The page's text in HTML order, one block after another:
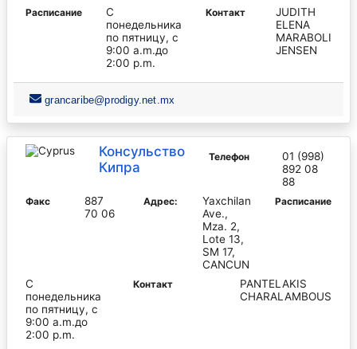
Pасписание
С
понедельника
по пятницу, с
9:00 a.m.до
2:00 p.m.
Контакт
JUDITH
ELENA
MARABOLI
JENSEN
grancaribe@prodigy.net.mx
Консульство
Кипра
Телефон
01 (998)
892 08
88
Факс
887
70 06
Адрес:
Yaxchilan
Ave.,
Mza. 2,
Lote 13,
SM 17,
CANCUN
Pасписание
С
понедельника
по пятницу, с
9:00 a.m.до
2:00 p.m.
Контакт
PANTELAKIS
CHARALAMBOUS